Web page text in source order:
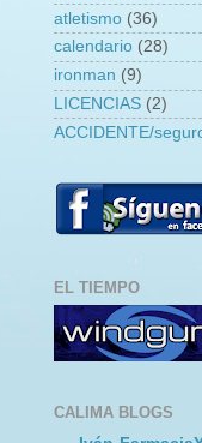
atletismo (36)
calendario (28)
ironman (9)
LICENCIAS (2)
ACCIDENTE/
EL TIEMPO
CALIMA BLOGS